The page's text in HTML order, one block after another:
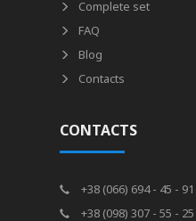
Complete set
FAQ
Blog
Contacts
CONTACTS
+38 (066) 694 - 45 - 91
+38 (098) 307 - 55 - 25